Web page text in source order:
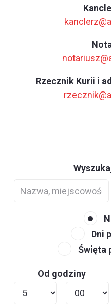
Rzecznik Kurii i
Dni
Święta
Od godziny